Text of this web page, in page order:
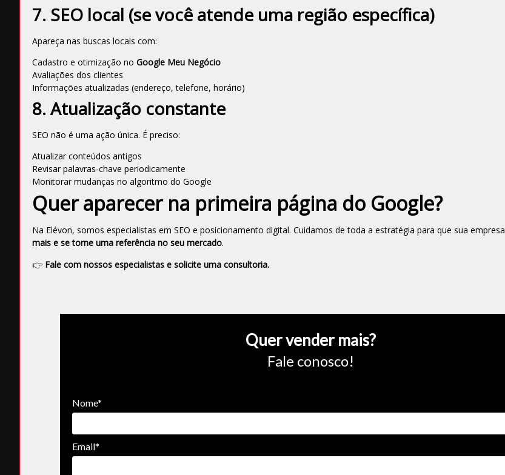
7. SEO local (se você atende uma região específica)
Apareça nas buscas locais com:
Cadastro e otimização no Google Meu Negócio
Avaliações dos clientes
Informações atualizadas (endereço, telefone, horário)
8. Atualização constante
SEO não é uma ação única. É preciso:
Atualizar conteúdos antigos
Revisar palavras-chave periodicamente
Monitorar mudanças no algoritmo do Google
Quer aparecer na primeira página do Google?
Na Elévon, somos especialistas em SEO e posicionamento digital. Cuidamos de toda a estratégia para que sua empresa
mais e se torne uma referência no seu mercado.
👉 Fale com nossos especialistas e solicite uma consultoria.
Quer vender mais?
Fale conosco!
Nome*
Email*